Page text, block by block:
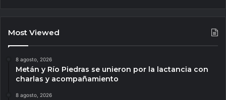
Most Viewed
8 agosto, 2026
Metán y Río Piedras se unieron por la lactancia con
charlas y acompañamiento
8 agosto, 2026